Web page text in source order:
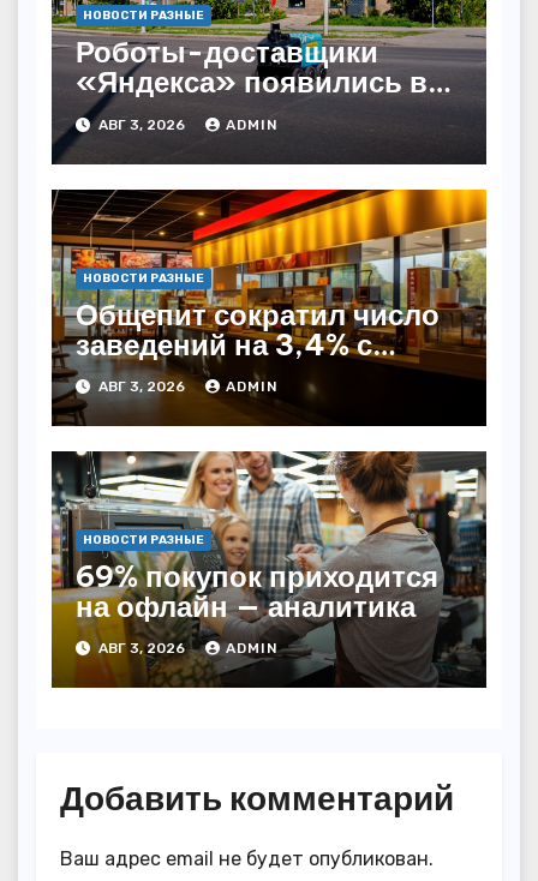
НОВОСТИ РАЗНЫЕ
Роботы-доставщики
«Яндекса» появились в
Казахстане
АВГ 3, 2026 ADMIN
НОВОСТИ РАЗНЫЕ
Общепит сократил число
заведений на 3,4% с
начала года — INFOLine
АВГ 3, 2026 ADMIN
НОВОСТИ РАЗНЫЕ
69% покупок приходится
на офлайн — аналитика
АВГ 3, 2026 ADMIN
Добавить комментарий
Ваш адрес email не будет опубликован.